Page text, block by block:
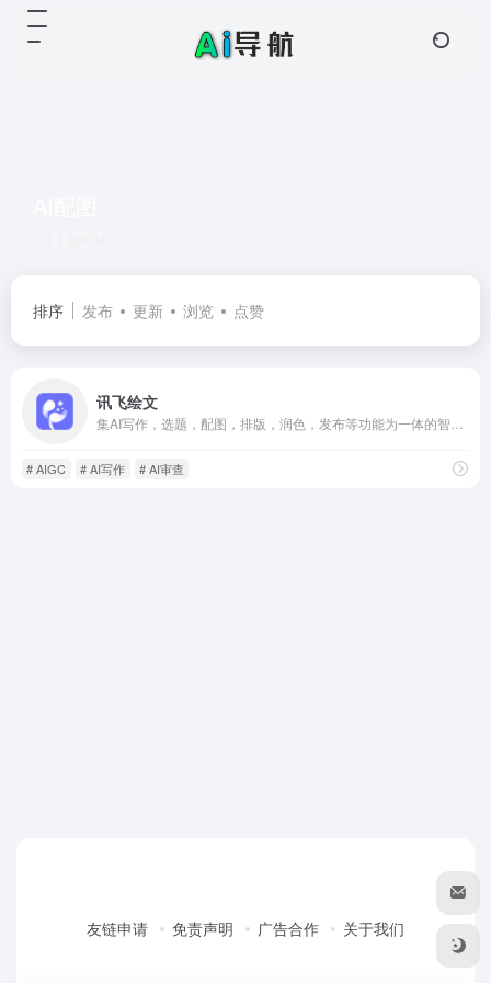
排序 发布 更新 浏览 点赞
讯飞绘文
# AIGC # AI写作 # AI审查
友链申请 免责声明 广告合作 关于我们